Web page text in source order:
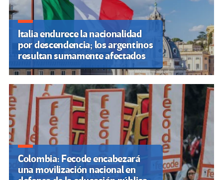
Italia endurece la nacionalidad
por descendencia; los argentinos
resultan sumamente afectados
Colombia: Fecode encabezará
una movilización nacional en